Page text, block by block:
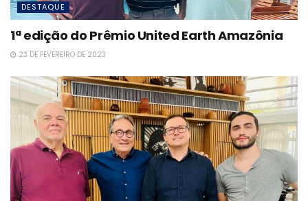
DESTAQUE
1ª edição do Prêmio United Earth Amazônia
23 DE FEVEREIRO DE 2023